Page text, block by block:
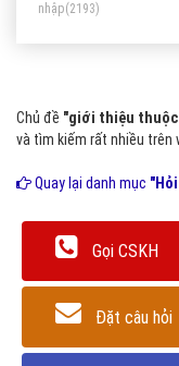
nhập(2193)
Chủ đề "giới thiệu
và tìm kiếm rất nhiều trên
Quay lại danh mục
Gọi CSKH
Đặt câu hỏi